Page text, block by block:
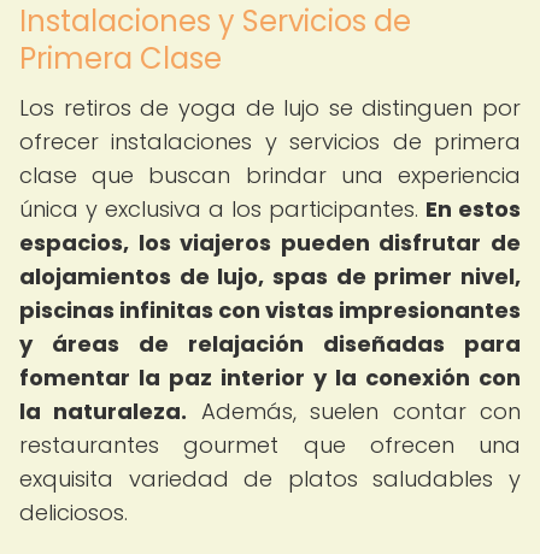
Instalaciones y Servicios de
Primera Clase
Los retiros de yoga de lujo se distinguen por
ofrecer instalaciones y servicios de primera
clase que buscan brindar una experiencia
única y exclusiva a los participantes. En estos
espacios, los viajeros pueden disfrutar de
alojamientos de lujo, spas de primer nivel,
piscinas infinitas con vistas impresionantes
y áreas de relajación diseñadas para
fomentar la paz interior y la conexión con
la naturaleza. Además, suelen contar con
restaurantes gourmet que ofrecen una
exquisita variedad de platos saludables y
deliciosos.